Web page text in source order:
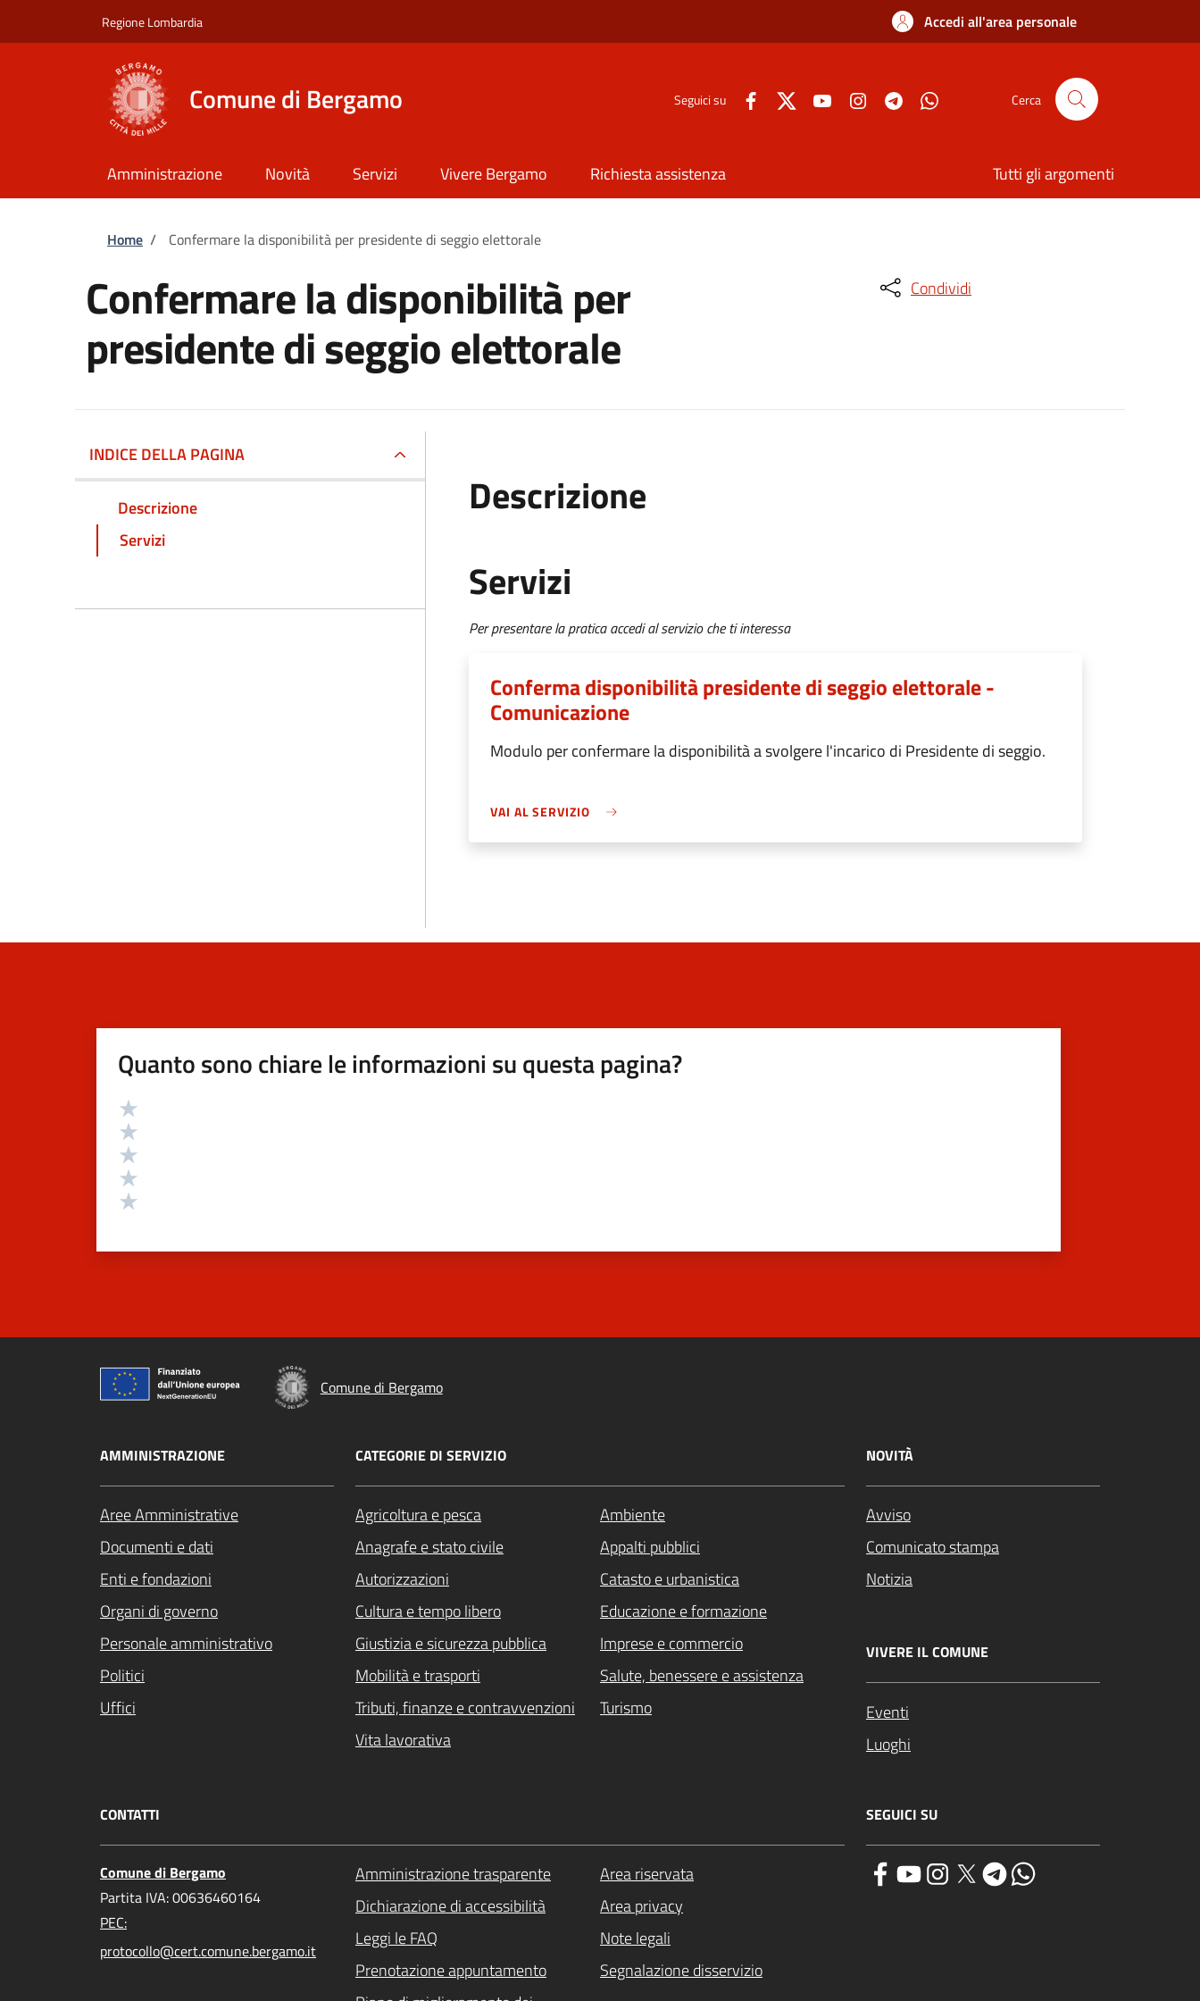
Regione Lombardia Accedi all'area personale
Comune di Bergamo Seguici su Cerca
Amministrazione Novità Servizi Vivere Bergamo Richiesta assistenza Tutti gli argomenti
Briciole di pane
Home / Confermare la disponibilità per presidente di seggio elettorale
Confermare la disponibilità per
presidente di seggio elettorale
Condividi
INDICE DELLA PAGINA
Descrizione
Servizi
Descrizione
Servizi
Per presentare la pratica accedi al servizio che ti interessa
Conferma disponibilità presidente di seggio elettorale -
Comunicazione
Modulo per confermare la disponibilità a svolgere l'incarico di Presidente di seggio.
VAI AL SERVIZIO
Quanto sono chiare le informazioni su questa pagina?
Valutazione
Comune di Bergamo
AMMINISTRAZIONE
Aree Amministrative
Documenti e dati
Enti e fondazioni
Organi di governo
Personale amministrativo
Politici
Uffici
CATEGORIE DI SERVIZIO
Agricoltura e pesca
Ambiente
Anagrafe e stato civile
Appalti pubblici
Autorizzazioni
Catasto e urbanistica
Cultura e tempo libero
Educazione e formazione
Giustizia e sicurezza pubblica
Imprese e commercio
Mobilità e trasporti
Salute, benessere e assistenza
Tributi, finanze e contravvenzioni
Turismo
Vita lavorativa
NOVITÀ
Avviso
Comunicato stampa
Notizia
VIVERE IL COMUNE
Eventi
Luoghi
CONTATTI
Comune di Bergamo
Partita IVA: 00636460164
PEC:
protocollo@cert.comune.bergamo.it
Amministrazione trasparente
Area riservata
Dichiarazione di accessibilità
Area privacy
Leggi le FAQ
Note legali
Prenotazione appuntamento
Segnalazione disservizio
SEGUICI SU